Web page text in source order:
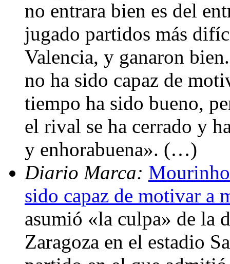
no entrara bien es del
jugado partidos más
Valencia, y ganaron
no ha sido capaz de
tiempo ha sido bueno,
el rival se ha cerrado y
y enhorabuena». (…)
Diario Marca:
sido capaz de motivar a
asumió «la culpa» de la
Zaragoza en el estadio